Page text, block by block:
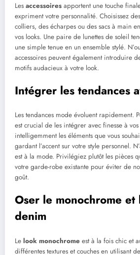
Les accessoires apportent une touche
expriment votre personnalité. Choisissez
colliers, des écharpes ou des sacs à main
vos looks. Une paire de lunettes de soleil
une simple tenue en un ensemble stylé.
accessoires peuvent également introduire
motifs audacieux à votre look.
Intégrer les tendances
Les tendances mode évoluent rapidement.
est crucial de les intégrer avec finesse à
intelligemment les éléments que vous
gardant l’accent sur votre style personnel.
est à la mode. Privilégiez plutôt les pièces
votre garde-robe existante pour éviter de
goût.
Oser le monochrome
denim
Le look monochrome est à la fois chic et
différentes textures et couches en utilisant